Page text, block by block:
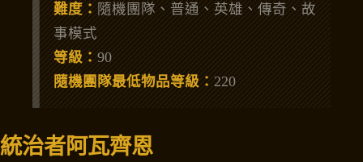
難度： 隨機團隊、普通、英雄、傳奇、故
事模式
等級：90
隨機團隊最低物品等級：220
統治者阿瓦齊恩